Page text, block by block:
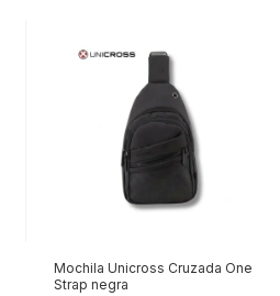
Mochila Unicross Cruzada One
Strap negra